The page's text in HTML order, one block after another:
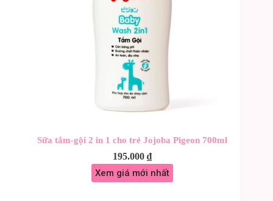
Sữa tắm-gội 2 in 1 cho trẻ Jojoba Pigeon 700ml
195.000₫
Xem giá mới nhất